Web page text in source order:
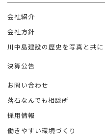
会社紹介
会社方針
川中島建設の歴史を写真と共に
決算公告
お問い合わせ
落石なんでも相談所
採用情報
働きやすい環境づくり